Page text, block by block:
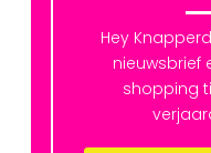
Hey
nieuwsbrief
shopping